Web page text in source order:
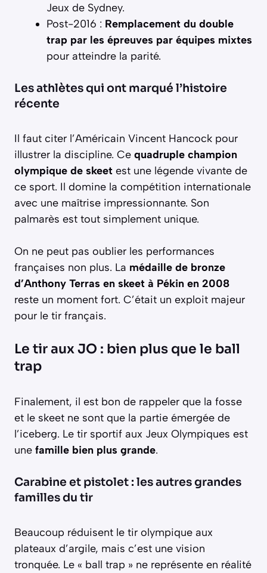
Jeux de Sydney.
Post-2016 : Remplacement du double
trap par les épreuves par équipes mixtes
pour atteindre la parité.
Les athlètes qui ont marqué l’histoire
récente
Il faut citer l’Américain Vincent Hancock pour
illustrer la discipline. Ce quadruple champion
olympique de skeet est une légende vivante de
ce sport. Il domine la compétition internationale
avec une maîtrise impressionnante. Son
palmarès est tout simplement unique.
On ne peut pas oublier les performances
françaises non plus. La médaille de bronze
d’Anthony Terras en skeet à Pékin en 2008
reste un moment fort. C’était un exploit majeur
pour le tir français.
Le tir aux JO : bien plus que le ball
trap
Finalement, il est bon de rappeler que la fosse
et le skeet ne sont que la partie émergée de
l’iceberg. Le tir sportif aux Jeux Olympiques est
une famille bien plus grande.
Carabine et pistolet : les autres grandes
familles du tir
Beaucoup réduisent le tir olympique aux
plateaux d’argile, mais c’est une vision
tronquée. Le « ball trap » ne représente en réalité